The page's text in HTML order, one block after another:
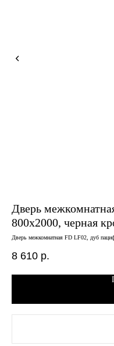
Дверь
800х2000, черная
Дверь межкомнатная FD LF02, дуб
8 610 р.